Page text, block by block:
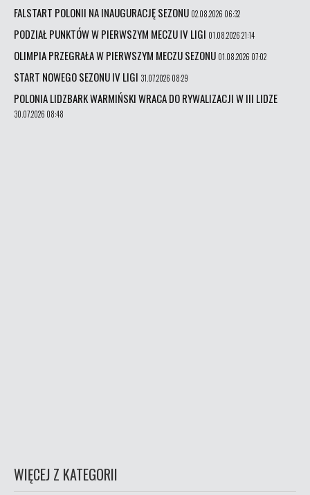
FALSTART POLONII NA INAUGURACJĘ SEZONU 02.08.2026 06:32
PODZIAŁ PUNKTÓW W PIERWSZYM MECZU IV LIGI 01.08.2026 21:14
OLIMPIA PRZEGRAŁA W PIERWSZYM MECZU SEZONU 01.08.2026 07:02
START NOWEGO SEZONU IV LIGI 31.07.2026 08:29
POLONIA LIDZBARK WARMIŃSKI WRACA DO RYWALIZACJI W III LIDZE
30.07.2026 08:48
WIĘCEJ Z KATEGORII